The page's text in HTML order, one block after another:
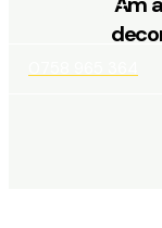
CONTACT